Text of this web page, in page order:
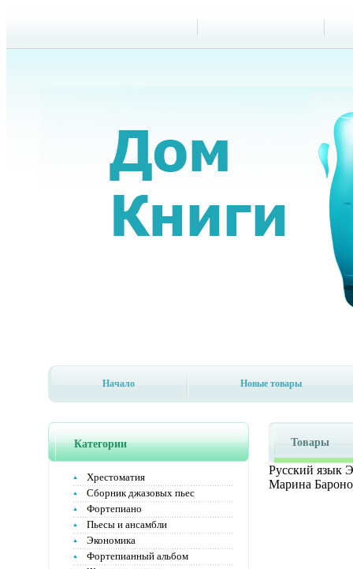
Начало Новые товары
Категории
Хрестоматия
Сборник джазовых пьес
Фортепиано
Пьесы и ансамбли
Экономика
Фортепианный альбом
Товары
Русский язык
Марина